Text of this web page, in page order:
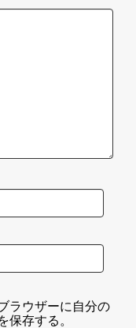
ラウザーに自分の
保存する。